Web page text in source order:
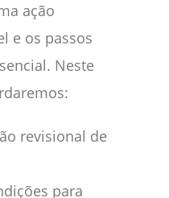
ação
e os passos
Neste
revisional de
para